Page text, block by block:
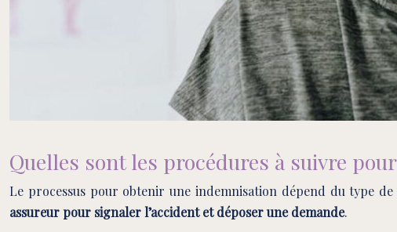
Quelles sont les procédures à suivre
Le processus pour obtenir une indemnisation dépend du type
assureur pour signaler l’accident et déposer une demande.